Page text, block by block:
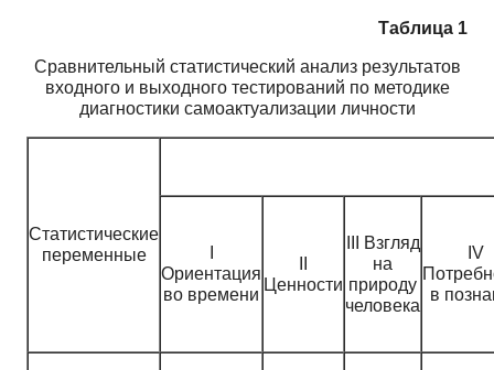
Таблица 1
Сравнительный статистический анализ результатов
входного и выходного тестирований по методике
диагностики самоактуализации личности
Статистические
переменные
Ориентация
во времени
Ценности
III Взгляд
на
природу
человека
IV
в